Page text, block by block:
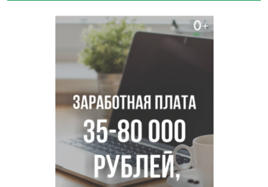
Транспортная прокуратура проверит S7 после инцидента
в аэропорту Норильска
500 литров ухи сварили новосибирцам на
Бугринском пляже
Под Новосибирском двое пострадали в ДТП с
перевернувшейся «ГАЗелью»